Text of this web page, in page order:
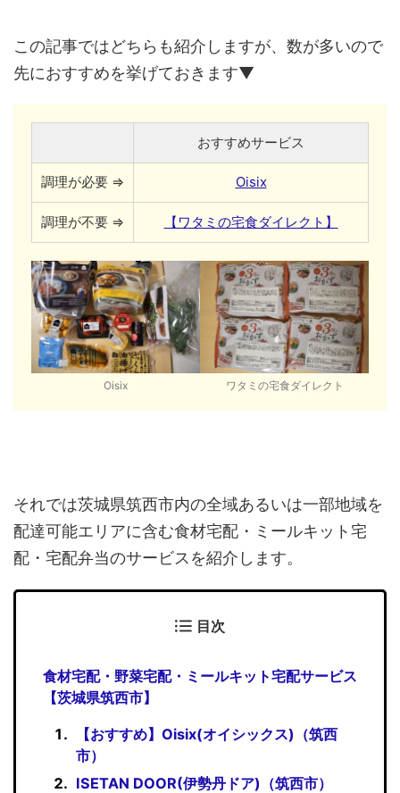
この記事ではどちらも紹介しますが、数が多いので
先におすすめを挙げておきます▼
おすすめサービス
調理が必要 ⇒ Oisix
調理が不要 ⇒ 【ワタミの宅食ダイレクト】
Oisix ワタミの宅食ダイレクト
それでは茨城県筑西市内の全域あるいは一部地域を
配達可能エリアに含む食材宅配・ミールキット宅
配・宅配弁当のサービスを紹介します。
目次
食材宅配・野菜宅配・ミールキット宅配サービス
【茨城県筑西市】
【おすすめ】Oisix(オイシックス)（筑西
市）
ISETAN DOOR(伊勢丹ドア)（筑西市）